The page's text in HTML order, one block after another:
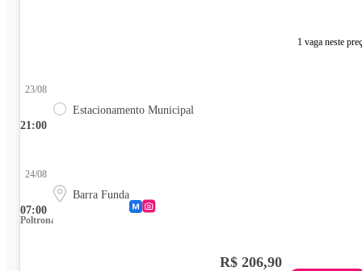
1 vaga neste
21:00
23/08
Estacionamento Municipal
07:00
24/08
Barra Funda
Poltrona
R$ 206,90